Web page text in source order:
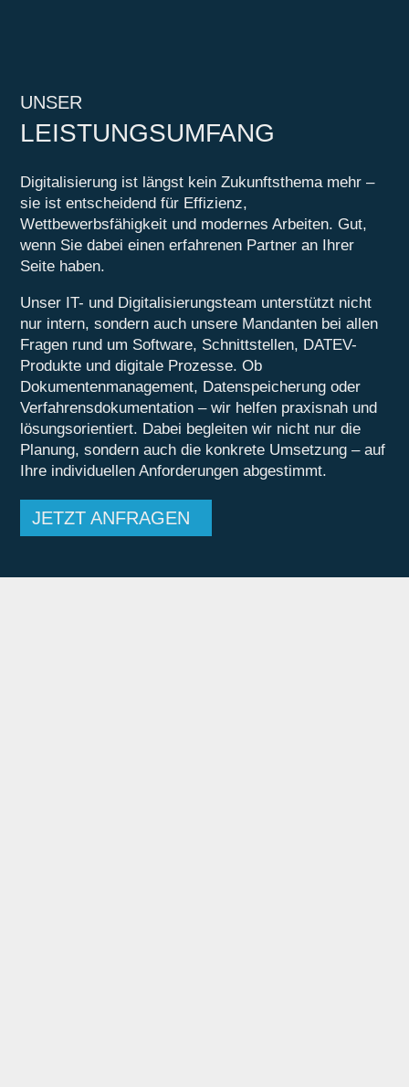
UNSER
LEISTUNGSUMFANG
Digitalisierung ist längst kein Zukunftsthema mehr –
sie ist entscheidend für Effizienz,
Wettbewerbsfähigkeit und modernes Arbeiten. Gut,
wenn Sie dabei einen erfahrenen Partner an Ihrer
Seite haben.
Unser IT- und Digitalisierungsteam unterstützt nicht
nur intern, sondern auch unsere Mandanten bei allen
Fragen rund um Software, Schnittstellen, DATEV-
Produkte und digitale Prozesse. Ob
Dokumentenmanagement, Datenspeicherung oder
Verfahrensdokumentation – wir helfen praxisnah und
lösungsorientiert. Dabei begleiten wir nicht nur die
Planung, sondern auch die konkrete Umsetzung – auf
Ihre individuellen Anforderungen abgestimmt.
JETZT ANFRAGEN